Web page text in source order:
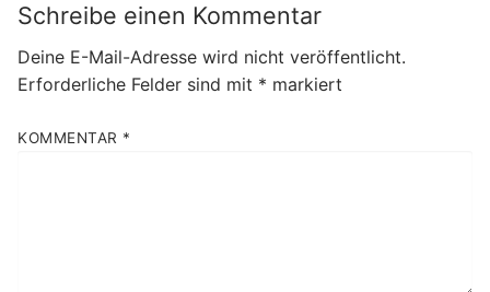
Schreibe einen Kommentar
Deine E-Mail-Adresse wird nicht veröffentlicht.
Erforderliche Felder sind mit * markiert
KOMMENTAR *